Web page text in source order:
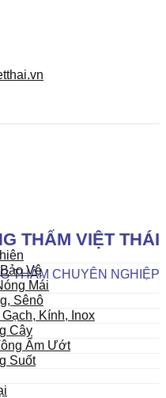
THẤM VIỆT THÁI
THẤM CHUYÊN NGHIỆP
Vệ
Mái
Sênô
Kính, Inox
Cây
Ẩm Ướt
Suốt